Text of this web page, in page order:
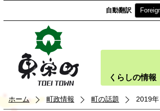
自動翻訳
くらしの情報
ホーム 町政情報 町の話題 2019年